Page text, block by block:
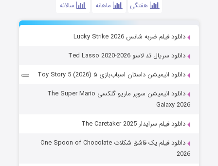
هفتگی ماهانه سالانه
دانلود فیلم ضربه شانس Lucky Strike 2026
دانلود سریال تد لاسو Ted Lasso 2020-2026
دانلود انیمیشن داستان اسباب‌بازی ۵ Toy Story 5 (2026)
دانلود انیمیشن سوپر ماریو گلکسی The Super Mario
Galaxy 2026
دانلود فیلم سرایدار The Caretaker 2025
دانلود فیلم یک قاشق شکلات One Spoon of Chocolate
2026